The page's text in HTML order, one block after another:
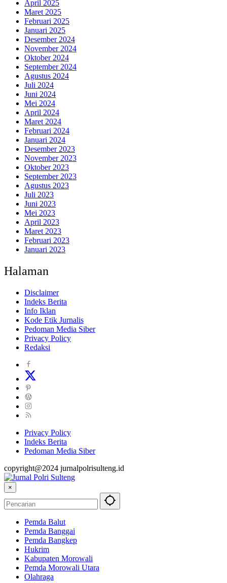
April 2025
Maret 2025
Februari 2025
Januari 2025
Desember 2024
November 2024
Oktober 2024
September 2024
Agustus 2024
Juli 2024
Juni 2024
Mei 2024
April 2024
Maret 2024
Februari 2024
Januari 2024
Desember 2023
November 2023
Oktober 2023
September 2023
Agustus 2023
Juli 2023
Juni 2023
Mei 2023
April 2023
Maret 2023
Februari 2023
Januari 2023
Halaman
Disclaimer
Indeks Berita
Info Iklan
Kode Etik Jurnalis
Pedoman Media Siber
Privacy Policy
Redaksi
Privacy Policy
Indeks Berita
Pedoman Media Siber
copyright@2024 jurnalpolrisulteng.id
×
Pemda Balut
Pemda Banggai
Pemda Bangkep
Hukrim
Kabupaten Morowali
Pemda Morowali Utara
Olahraga